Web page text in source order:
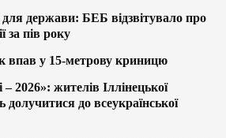
держави: БЕБ відзвітувало про
за пів року
впав у 15-метрову криницю
2026»: жителів Іллінецької
до всеукраїнської